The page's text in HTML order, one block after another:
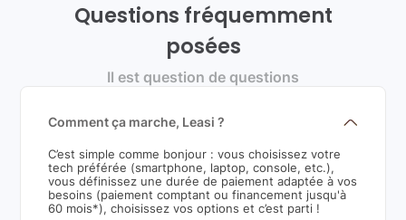
Questions fréquemment
posées
Il est question de questions
Comment ça marche, Leasi ?
C’est simple comme bonjour : vous choisissez votre
tech préférée (smartphone, laptop, console, etc.),
vous définissez une durée de paiement adaptée à vos
besoins (paiement comptant ou financement jusqu'à
60 mois*), choisissez vos options et c’est parti !